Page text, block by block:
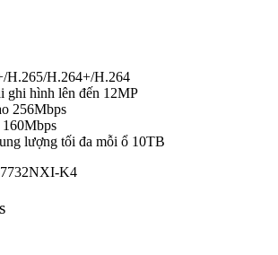
H.265/H.264+/H.264
ghi hình lên đến 12MP
256Mbps
160Mbps
lượng tối đa mỗi ổ 10TB